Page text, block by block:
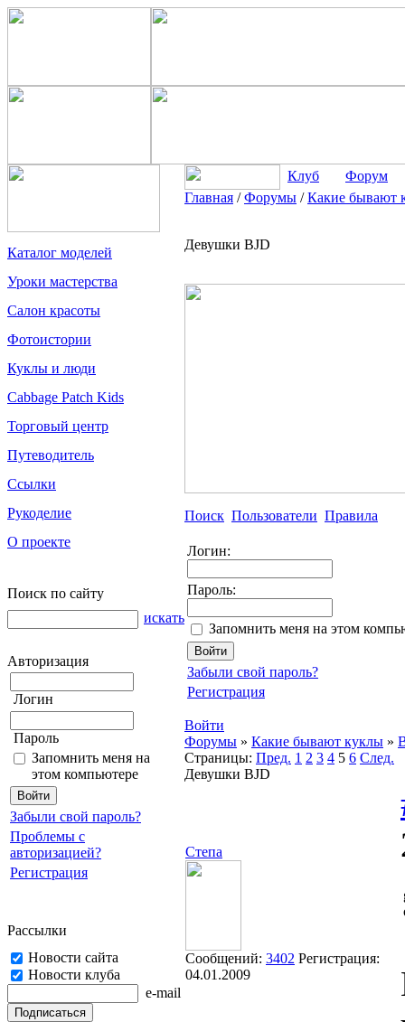
Каталог моделей
Уроки мастерства
Салон красоты
Фотоистории
Куклы и люди
Cabbage Patch Kids
Торговый центр
Путеводитель
Ссылки
Рукоделие
О проекте
Поиск по сайту
искать
Авторизация
Логин
Пароль
Запомнить меня на
этом компьютере
Забыли свой пароль?
Проблемы с
авторизацией?
Регистрация
Рассылки
Новости сайта
Новости клуба
e-mail
Клуб
Форум
Главная /Форумы /Какие бывают
Девушки BJD
Поиск Пользователи Правила
Логин:
Пароль:
Запомнить меня на этом
Забыли свой пароль?
Регистрация
Войти
Форумы » Какие бывают куклы »
Страницы: Пред. 1 2 3 4 5 6 След.
Девушки BJD
Степа
Сообщений: 3402 Регистрация:
04.01.2009